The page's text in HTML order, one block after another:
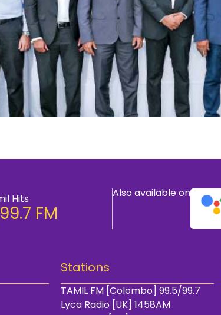
Hits
FM
Also available on
Stations
TAMIL FM [Colombo] 99.5/99.7
Lyca Radio [UK] 1458AM